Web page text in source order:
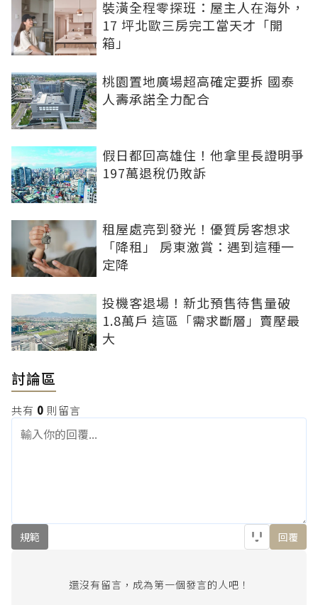
裝潢全程零探班：屋主人在海外，
17 坪北歐三房完工當天才「開
箱」
桃園置地廣場超高確定要拆 國泰
人壽承諾全力配合
假日都回高雄住！他拿里長證明爭
197萬退稅仍敗訴
租屋處亮到發光！優質房客想求
「降租」 房東激賞：遇到這種一
定降
投機客退場！新北預售待售量破
1.8萬戶 這區「需求斷層」賣壓最
大
討論區
共有 0 則留言
規範 回覆
還沒有留言，成為第一個發言的人吧！